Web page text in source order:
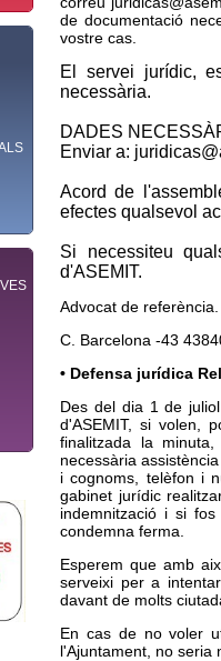
de documentació
vostre cas.
El servei jurídic,
necessària.
DADES
Enviar a:
Acord de
efectes qualsevol
Si necessiteu
d'ASEMIT.
Advocat de
C. Barcelona -43
• Defensa jurídica
Des del dia 1 de
d'ASEMIT, si volen,
finalitzada la
necessària
i cognoms, telèfon i
gabinet jurídic
indemnització i si
condemna ferma.
Esperem que amb
serveixi per a
davant de molts
En cas de no voler
l'Ajuntament, no seria